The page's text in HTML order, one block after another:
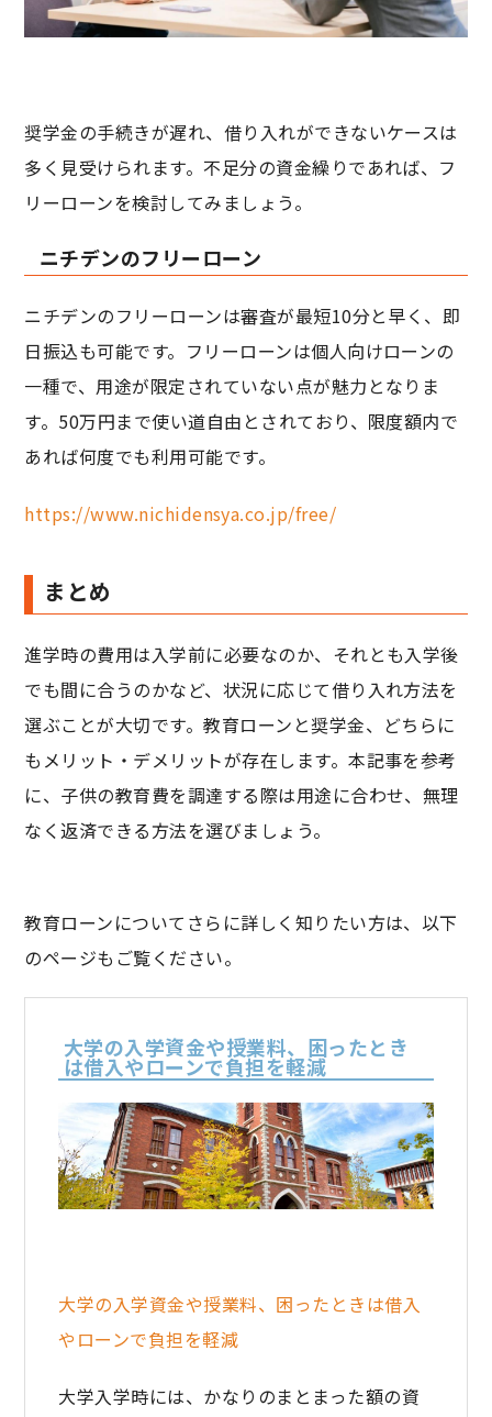
奨学金の手続きが遅れ、借り入れができないケースは
多く見受けられます。不足分の資金繰りであれば、フ
リーローンを検討してみましょう。
ニチデンのフリーローン
ニチデンのフリーローンは審査が最短10分と早く、即
日振込も可能です。フリーローンは個人向けローンの
一種で、用途が限定されていない点が魅力となりま
す。50万円まで使い道自由とされており、限度額内で
あれば何度でも利用可能です。
https://www.nichidensya.co.jp/free/
まとめ
進学時の費用は入学前に必要なのか、それとも入学後
でも間に合うのかなど、状況に応じて借り入れ方法を
選ぶことが大切です。教育ローンと奨学金、どちらに
もメリット・デメリットが存在します。本記事を参考
に、子供の教育費を調達する際は用途に合わせ、無理
なく返済できる方法を選びましょう。
教育ローンについてさらに詳しく知りたい方は、以下
のページもご覧ください。
大学の入学資金や授業料、困ったとき
は借入やローンで負担を軽減
大学の入学資金や授業料、困ったときは借入
やローンで負担を軽減
大学入学時には、かなりのまとまった額の資